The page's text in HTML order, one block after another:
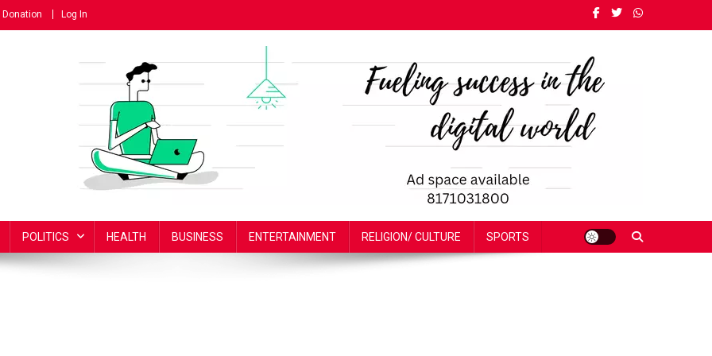
Donation Log In
POLITICS HEALTH BUSINESS ENTERTAINMENT RELIGION/ CULTURE SPORTS